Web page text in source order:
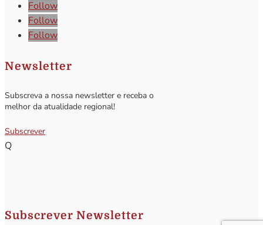
Follow
Follow
Follow
Newsletter
Subscreva a nossa newsletter e receba o
melhor da atualidade regional!
Subscrever
Q
Subscrever Newsletter